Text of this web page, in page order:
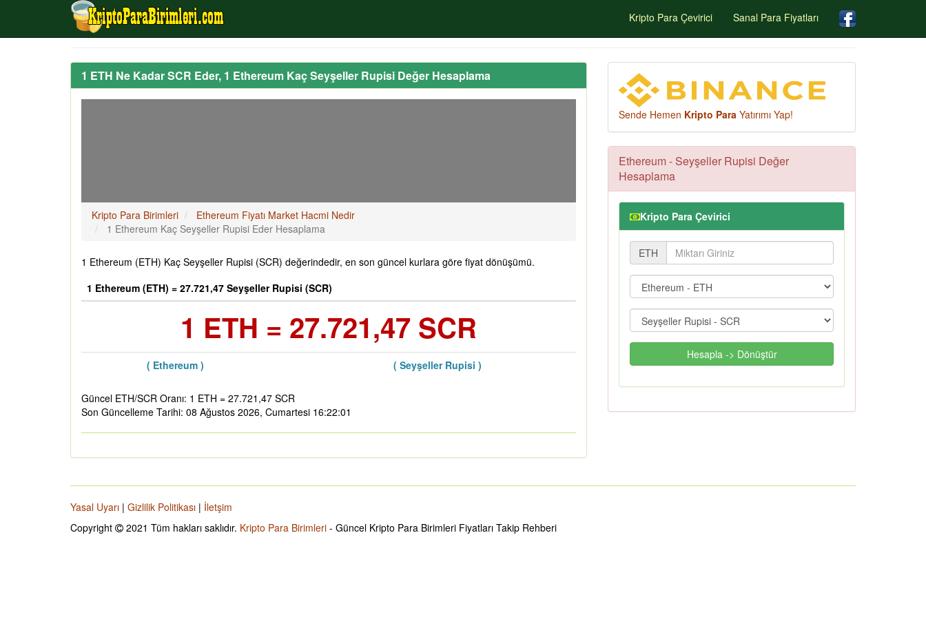
Kripto Para Çevirici Sanal Para Fiyatları
1 ETH Ne Kadar SCR Eder, 1 Ethereum Kaç Seyşeller Rupisi Değer Hesaplama
Kripto Para Birimleri
Ethereum Fiyatı Market Hacmi Nedir
1 Ethereum Kaç Seyşeller Rupisi Eder Hesaplama
1 Ethereum (ETH) Kaç Seyşeller Rupisi (SCR) değerindedir, en son güncel kurlara göre fiyat dönüşümü.
1 Ethereum (ETH) = 27.721,47 Seyşeller Rupisi (SCR)
1 ETH = 27.721,47 SCR
( Ethereum ) ( Seyşeller Rupisi )
Güncel ETH/SCR Oranı: 1 ETH = 27.721,47 SCR
Son Güncelleme Tarihi: 08 Ağustos 2026, Cumartesi 16:22:01
Sende Hemen Kripto Para Yatırımı Yap!
Ethereum - Seyşeller Rupisi Değer
Hesaplama
Kripto Para Çevirici
ETH
Hesapla -> Dönüştür
Yasal Uyarı | Gizlilik Politikası | İletşim
Copyright
2021 Tüm hakları saklıdır. Kripto Para Birimleri - Güncel Kripto Para Birimleri Fiyatları Takip Rehberi